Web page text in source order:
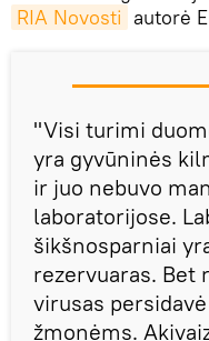
RIA Novosti autorė
"Visi turimi
yra gyvūninės
ir juo nebuvo
laboratorijose.
šikšnosparniai
rezervuaras. Bet
virusas
žmonėms.